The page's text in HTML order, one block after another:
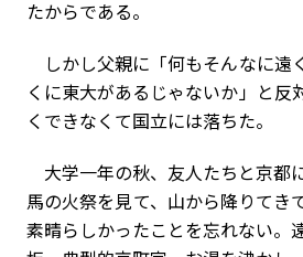
たからである。
しかし父親に「何もそんなに遠
くに東大があるじゃないか」と反
くできなくて国立には落ちた。
大学一年の秋、友人たちと京都
馬の火祭を見て、山から降りてき
素晴らしかったことを忘れない。